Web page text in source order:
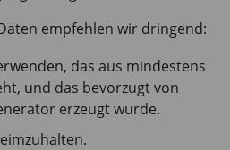
empfehlen wir dringend:
das aus mindestens
und das bevorzugt von
erzeugt wurde.